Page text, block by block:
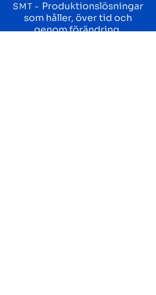
SMT - Produktionslösningar
som håller, över tid och
genom förändring.